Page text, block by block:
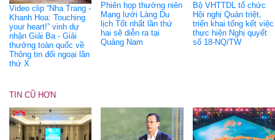
Video clip “Nha Trang -
Khanh Hoa: Touching
your heart!” vinh dự
nhận Giải Ba - Giải
thưởng toàn quốc về
Thông tin đối ngoại lần
thứ X
Phiên họp thường niên
Mạng lưới Làng Du
lịch Tốt nhất lần thứ
hai sẽ diễn ra tại
Quảng Nam
Bộ VHTTDL tổ chức
Hội nghị Quán triệt,
triển khai tổng kết việc
thực hiện Nghị quyết
số 18-NQ/TW
TIN CŨ HƠN